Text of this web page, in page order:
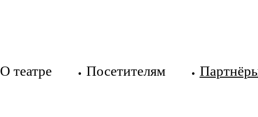
О театре Посетителям